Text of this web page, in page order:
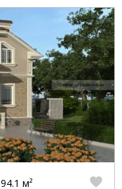
94.1 м²